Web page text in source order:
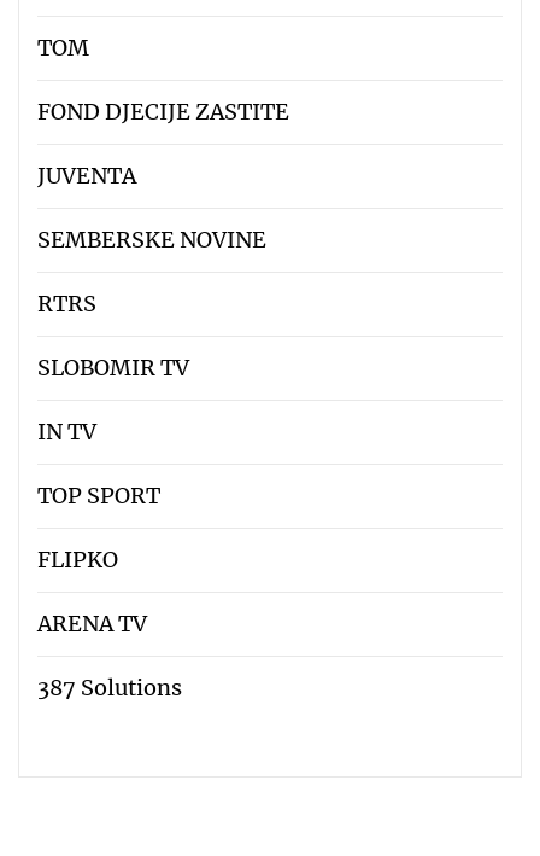
TOM
FOND DJECIJE ZASTITE
JUVENTA
SEMBERSKE NOVINE
RTRS
SLOBOMIR TV
IN TV
TOP SPORT
FLIPKO
ARENA TV
387 Solutions